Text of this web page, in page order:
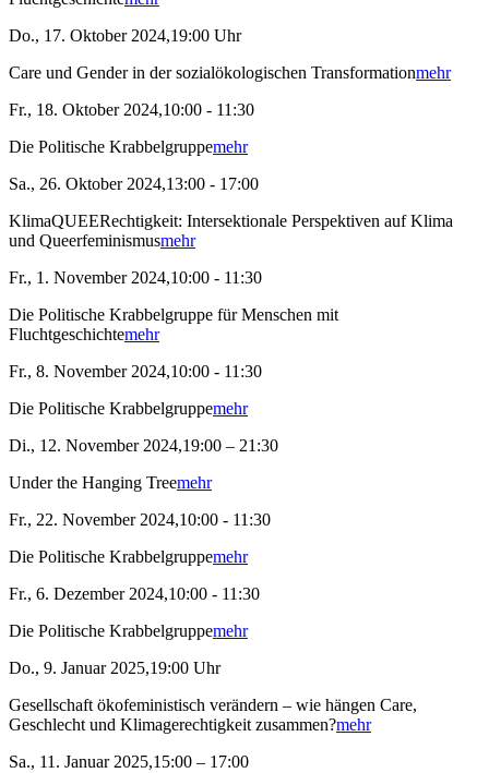
Do., 17. Oktober 2024,19:00 Uhr
Care und Gender in der sozialökologischen Transformationmehr
Fr., 18. Oktober 2024,10:00 - 11:30
Die Politische Krabbelgruppemehr
Sa., 26. Oktober 2024,13:00 - 17:00
KlimaQUEERechtigkeit: Intersektionale Perspektiven auf Klima
und Queerfeminismusmehr
Fr., 1. November 2024,10:00 - 11:30
Die Politische Krabbelgruppe für Menschen mit
Fluchtgeschichtemehr
Fr., 8. November 2024,10:00 - 11:30
Die Politische Krabbelgruppemehr
Di., 12. November 2024,19:00 – 21:30
Under the Hanging Treemehr
Fr., 22. November 2024,10:00 - 11:30
Die Politische Krabbelgruppemehr
Fr., 6. Dezember 2024,10:00 - 11:30
Die Politische Krabbelgruppemehr
Do., 9. Januar 2025,19:00 Uhr
Gesellschaft ökofeministisch verändern – wie hängen Care,
Geschlecht und Klimagerechtigkeit zusammen?mehr
Sa., 11. Januar 2025,15:00 – 17:00